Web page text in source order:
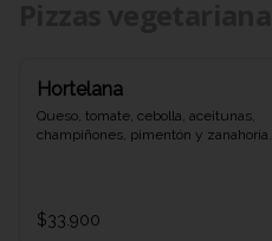
Hortelana
Queso, tomate, cebolla, aceitunas,
champiñones, pimentón y zanahoria.
$33.900